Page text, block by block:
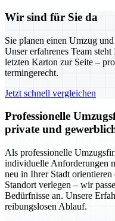
Wir sind für Sie da
Sie planen einen Umzug
Unser erfahrenes Team
letzten Karton zur Seite –
termingerecht.
Jetzt schnell vergleichen
Professionelle
private und
Als professionelle
individuelle Anforderungen
neu in Ihrer Stadt orientieren
Standort verlegen – wir
Bedürfnisse an. Unsere
reibungslosen Ablauf.